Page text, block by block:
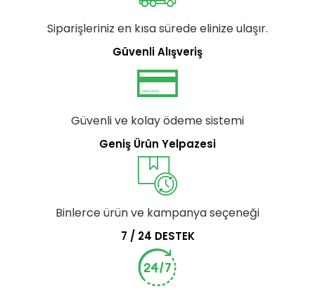
Siparişleriniz en kısa sürede elinize ulaşır.
Güvenli Alışveriş
Güvenli ve kolay ödeme sistemi
Geniş Ürün Yelpazesi
Binlerce ürün ve kampanya seçeneği
7 / 24 DESTEK